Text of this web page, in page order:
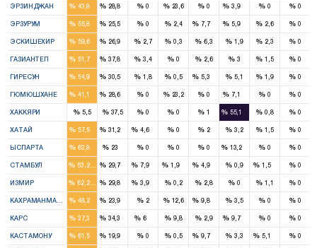
ЭРЗИНДЖАН %43,8 %28,8 % 0 %23,6 % 0 % 3,9 % 0 % 0
ЭРЗУРУМ %55,8 %25,5 % 0 % 2,4 % 7,7 % 5,9 % 2,6 % 0
ЭСКИШЕХИР %59,6 %26,9 % 2,7 % 0,3 % 6,3 % 1,9 % 2,3 % 0
ГАЗИАНТЕП %51,7 %37,8 % 3,4 % 0 % 2,6 % 3 % 1,5 % 0
ГИРЕСУН %54,9 %30,5 % 1,8 % 0,5 % 5,3 % 5,1 % 1,9 % 0
ГЮМЮШХАНЕ %41,1 %28,6 % 0 %23,2 % 0 % 7,1 % 0 % 0
ХАККЯРИ % 5,5 %37,5 % 0 % 0 % 1 %55,1 % 0,8 % 0
ХАТАЙ %57,5 %31,2 % 4,6 % 0 % 2 % 3,2 % 1,5 % 0
ЫСПАРТА %63,8 %23 % 0 % 0 % 0 %13,2 % 0 % 0
СТАМБУЛ % 53,2 %29,7 % 7,9 % 1,9 % 4,9 % 0,9 % 1,5 % 0
ИЗМИР % 62,2 %29,8 % 3,9 % 0,2 % 2,8 % 0 % 1,1 % 0
КАХРАМАНМАРАШ%48,2 %23,9 % 2 %12,6 % 9,8 % 3,5 % 0 % 0
КАРС %37,3 %34,3 % 6 % 9,8 % 2,9 % 9,7 % 0 % 0
КАСТАМОНУ %61,5 %19,9 % 0 % 0,5 % 9,7 % 3,3 % 5,1 % 0